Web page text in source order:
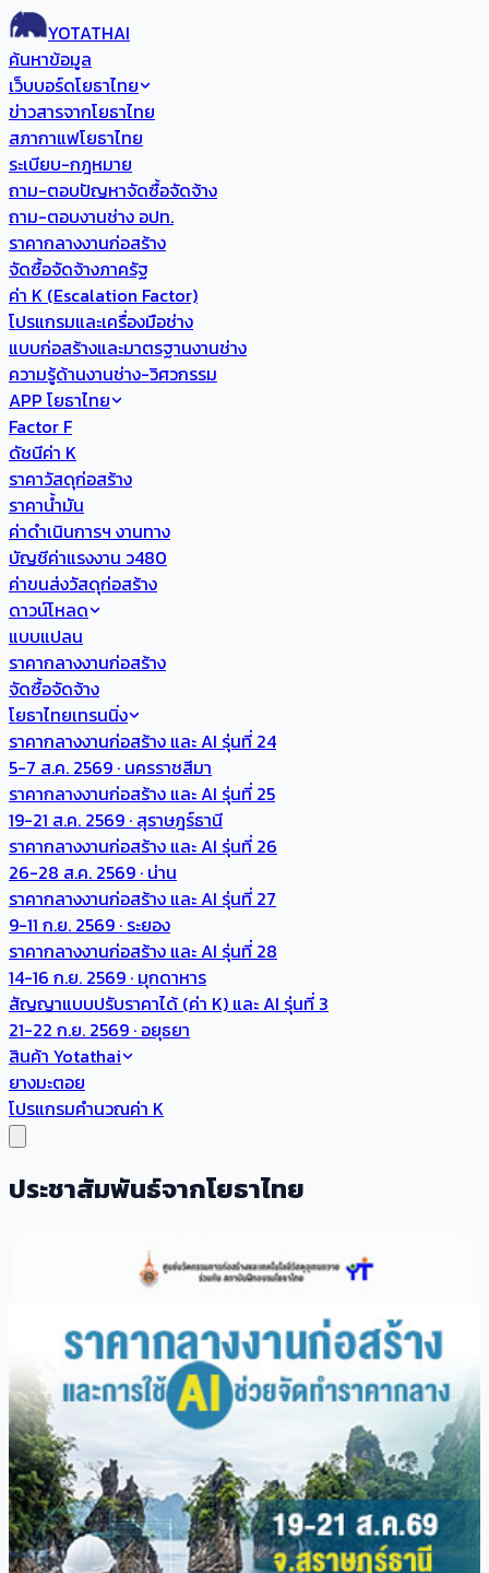
YOTATHAI
ค้นหาข้อมูล
เว็บบอร์ดโยธาไทย
ข่าวสารจากโยธาไทย
สภากาแฟโยธาไทย
ระเบียบ-กฎหมาย
ถาม-ตอบปัญหาจัดซื้อจัดจ้าง
ถาม-ตอบงานช่าง อปท.
ราคากลางงานก่อสร้าง
จัดซื้อจัดจ้างภาครัฐ
ค่า K (Escalation Factor)
โปรแกรมและเครื่องมือช่าง
แบบก่อสร้างและมาตรฐานงานช่าง
ความรู้ด้านงานช่าง-วิศวกรรม
APP โยธาไทย
Factor F
ดัชนีค่า K
ราคาวัสดุก่อสร้าง
ราคาน้ำมัน
ค่าดำเนินการฯ งานทาง
บัญชีค่าแรงงาน ว480
ค่าขนส่งวัสดุก่อสร้าง
ดาวน์โหลด
แบบแปลน
ราคากลางงานก่อสร้าง
จัดซื้อจัดจ้าง
โยธาไทยเทรนนิ่ง
ราคากลางงานก่อสร้าง และ AI รุ่นที่ 24
5-7 ส.ค. 2569 · นครราชสีมา
ราคากลางงานก่อสร้าง และ AI รุ่นที่ 25
19-21 ส.ค. 2569 · สุราษฎร์ธานี
ราคากลางงานก่อสร้าง และ AI รุ่นที่ 26
26-28 ส.ค. 2569 · น่าน
ราคากลางงานก่อสร้าง และ AI รุ่นที่ 27
9-11 ก.ย. 2569 · ระยอง
ราคากลางงานก่อสร้าง และ AI รุ่นที่ 28
14-16 ก.ย. 2569 · มุกดาหาร
สัญญาแบบปรับราคาได้ (ค่า K) และ AI รุ่นที่ 3
21-22 ก.ย. 2569 · อยุธยา
สินค้า Yotathai
ยางมะตอย
โปรแกรมคำนวณค่า K
ประชาสัมพันธ์จากโยธาไทย